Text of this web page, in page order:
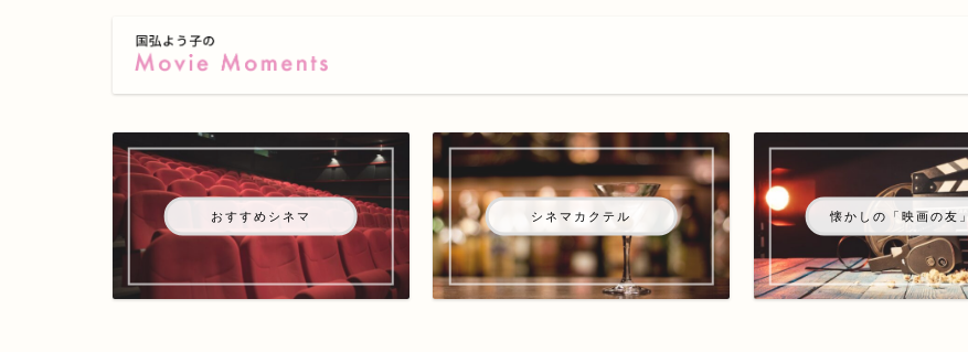
おすすめシネマ シネマカクテル 懐かしの「映画の友」